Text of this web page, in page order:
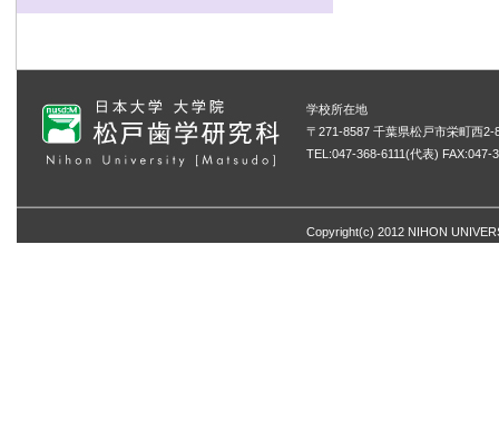
学校所在地
〒271-8587 千葉県松戸市栄町西2-
TEL:047-368-6111(代表) FAX:047-
Copyright(c) 2012 NIHON